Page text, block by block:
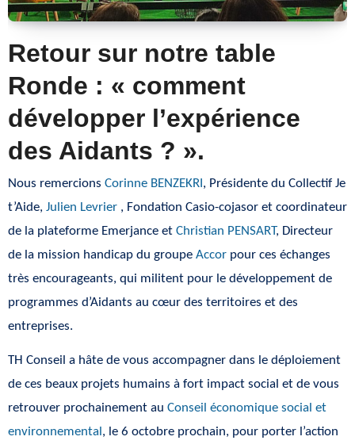
Retour sur notre table
Ronde : « comment
développer l’expérience
des Aidants ? ».
Nous remercions Corinne BENZEKRI , Présidente du Collectif Je
t’Aide, Julien Levrier, Fondation Casio-cojasor et coordinateur
de la plateforme Emerjance et Christian PENSART, Directeur
de la mission handicap du groupe Accorpour ces échanges
très encourageants, qui militent pour le développement de
programmes d’Aidants au cœur des territoires et des
entreprises.
TH Conseil a hâte de vous accompagner dans le déploiement
de ces beaux projets humains à fort impact social et de vous
retrouver prochainement au Conseil économique social et
environnemental , le 6 octobre prochain, pour porter l’action